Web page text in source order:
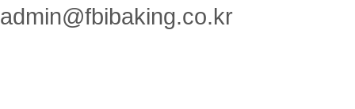
admin@fbibaking.co.kr